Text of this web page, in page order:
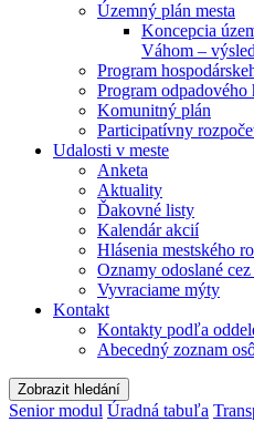
Územný plán mesta
Koncepcia
Váhom –
Program
Program odpadového
Komunitný plán
Participatívny
Udalosti v meste
Anketa
Aktuality
Ďakovné listy
Kalendár akcií
Hlásenia mestského
Oznamy odoslané
Vyvraciame mýty
Kontakt
Kontakty podľa
Abecedný zoznam
Zobrazit hledání
Senior modul Úradná tabuľa